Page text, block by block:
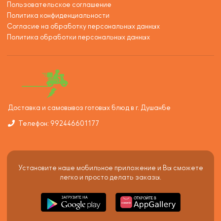
Пользовательское соглашение
Политика конфиденциальности
Согласие на обработку персональных данных
Политика обработки персональных данных
Доставка и самовывоз готовых блюд в г. Душанбе
Телефон: 992446601177
Установите наше мобильное приложение и Вы сможете
легко и просто делать заказы.